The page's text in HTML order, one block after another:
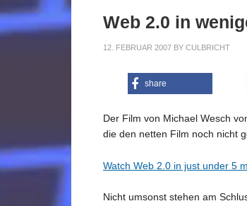
Web 2.0 in
12. FEBRUAR 2007 BY CULBRICHT
share
Der Film von Michael Wesch
die den netten Film noch nicht
Watch Web 2.0 in just under 5
Nicht umsonst stehen am